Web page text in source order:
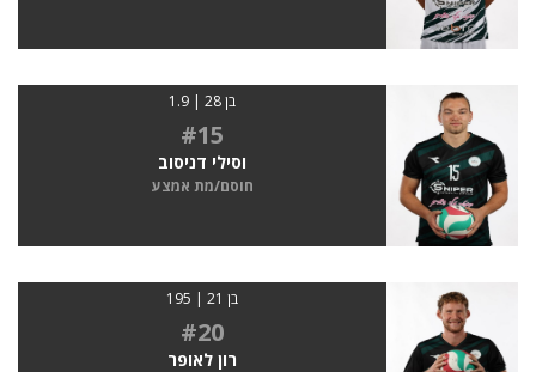
בן 28 | 1.9
#15
וסילי דניסוב
חוסם/מת אמצע
בן 21 | 195
#20
רון לאופר